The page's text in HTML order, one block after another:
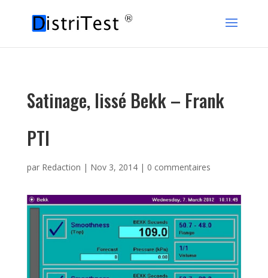
Satinage, lissé Bekk – Frank
PTI
par Redaction | Nov 3, 2014| 0 commentaires